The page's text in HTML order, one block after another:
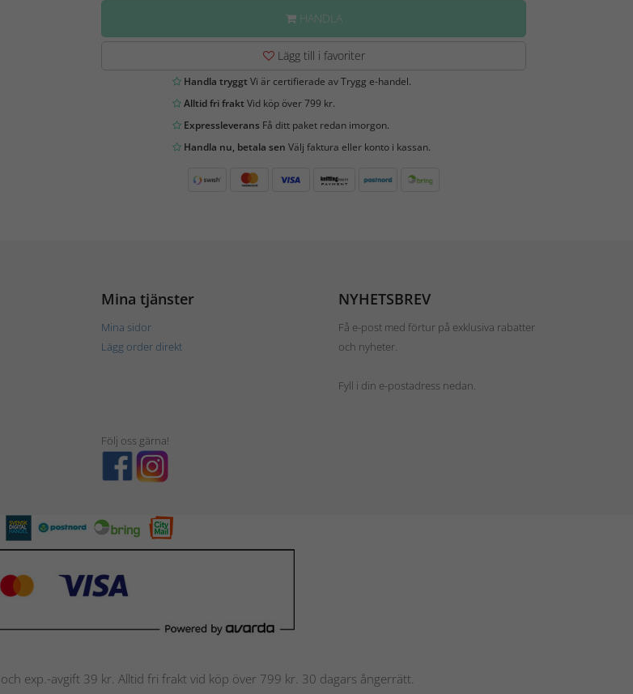
HANDLA
Lägg till i favoriter
Handla tryggtVi är certifierade av Trygg e-handel.
Alltid fri fraktVid köp över 799 kr.
ExpressleveransFå ditt paket redan imorgon.
Handla nu, betala sen Välj faktura eller konto i kassan.
Mina tjänster
Mina sidor
Lägg order direkt
NYHETSBREV
Få e-post med förtur på exklusiva rabatter
och nyheter.
Fyll i din e-postadress nedan.
Följ oss gärna!
exp.-avgift 39 kr. Alltid fri frakt vid köp över 799 kr. 30 dagars ångerrätt.